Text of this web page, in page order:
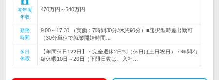
初年度
年収
470万円～640万円
勤務
時間
9:00～17:30 （実働：7時間30分/休憩60分）■選択型時差出勤可
（30分単位で就業開始時間…
休日
休暇
【年間休日122日】・完全週休2日制（休日は土日祝日）・年間有
給休暇10日～20日（下限日数は、入社…